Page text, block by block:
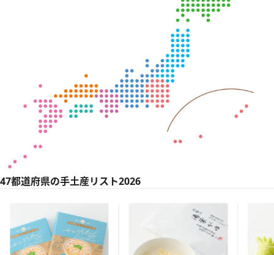
47都道府県の手土産リスト2026